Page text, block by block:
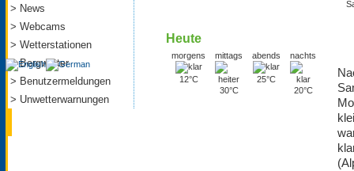
> News
> Webcams
> Wetterstationen
> Bergwetter
> Benutzermeldungen
> Unwetterwarnungen
Heute
morgens
12°C
mittags
30°C
abends
25°C
nachts
20°C